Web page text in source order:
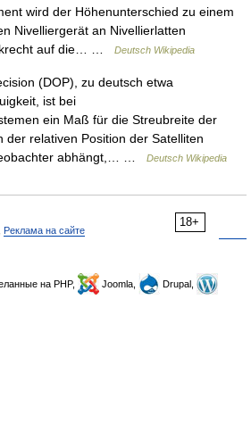
wird der Höhenunterschied zu einem
Nivelliergerät an Nivellierlatten
auf die… …
Deutsch Wikipedia
(DOP), zu deutsch etwa
ist bei
ein Maß für die Streubreite der
der relativen Position der Satelliten
abhängt,… …
Deutsch Wikipedia
18+
Реклама на сайте
на PHP, Joomla,
Drupal,